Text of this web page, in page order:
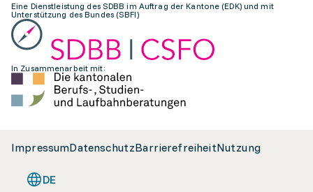
Eine Dienstleistung des SDBB im Auftrag der Kantone (EDK) und mit
Unterstützung des Bundes (SBFI)
In Zusammenarbeit mit:
ImpressumDatenschutzBarrierefreiheitNutzung
DE